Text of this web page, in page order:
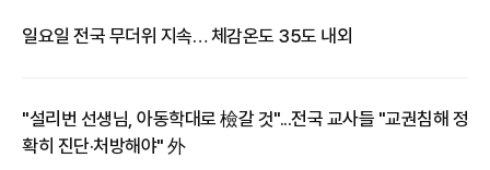
일요일 전국 무더위 지속… 체감온도 35도 내외
"설리번 선생님, 아동학대로 檢갈 것"...전국 교사들 "교권침해 정
확히 진단·처방해야" 外